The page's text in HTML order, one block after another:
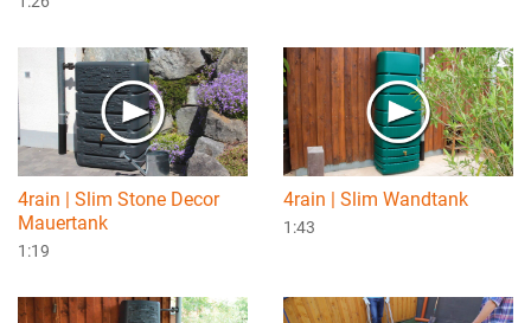
4rain | Slim Stone Decor
Mauertank
1:19
4rain | Slim Wandtank
1:43